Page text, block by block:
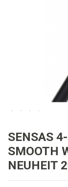
SENSAS
SMOOTH
NEUHEIT